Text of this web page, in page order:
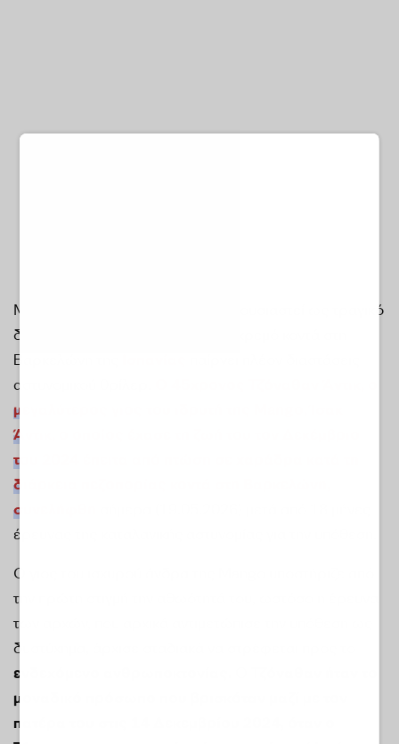
Μια υπόθεση που αρχικά είχε παρουσιαστεί ως τραγικό
δυστύχημα μετά από πτώση από γκρεμό κοντά στη
Βαρκελώνη της
αστυνομικού θρίλερ.
μεγαλύτερος γιος του ιδρυτή της Mango, Ίσακ
Άντικ, ο οποίος έχασε τη ζωή του τον Δεκέμβριο
του 2024 έπειτα από πτώση σε χαράδρα κατά τη
διάρκεια πεζοπορίας κοντά στη Βαρκελώνη,
συνελήφθη
έρευνας της καταλανικής αστυνομίας για την υπόθεση.
Ο γιος του ισχυρού άνδρα της Mango υποστήριζε από
την πρώτη στιγμή την αθωότητά του, ωστόσο η έρευνα
των αρχών, που αρχικά αντιμετώπισε την υπόθεση ως
δυστύχημα, άρχισε σταδιακά να στρέφεται προς το
ενδεχόμενο ανθρωποκτονίας.
μοναδικό πρόσωπο που βρισκόταν μαζί με τον
πατέρα του στις 14 Δεκεμβρίου 2024, όταν ο